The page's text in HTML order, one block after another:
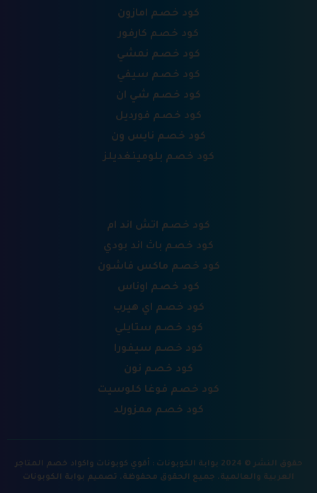
كود خصم امازون
كود خصم كارفور
كود خصم نمشي
كود خصم سيفي
كود خصم شي ان
كود خصم فورديل
كود خصم نايس ون
كود خصم بلومينغديلز
كود خصم اتش اند ام
كود خصم باث اند بودي
كود خصم ماكس فاشون
كود خصم اوناس
كود خصم اي هيرب
كود خصم ستايلي
كود خصم سيفورا
كود خصم نون
كود خصم فوغا كلوسيت
كود خصم ممزورلد
حقوق النشر © 2024 بوابة الكوبونات : أقوي كوبونات واكواد خصم المتاجر
العربية والعالمية. جميع الحقوق محفوظة. تصميم بوابة الكوبونات